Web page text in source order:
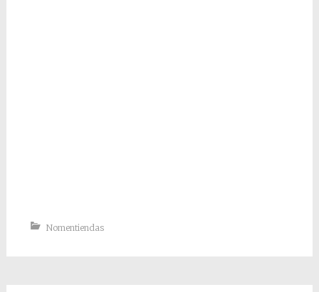
Nomentiendas